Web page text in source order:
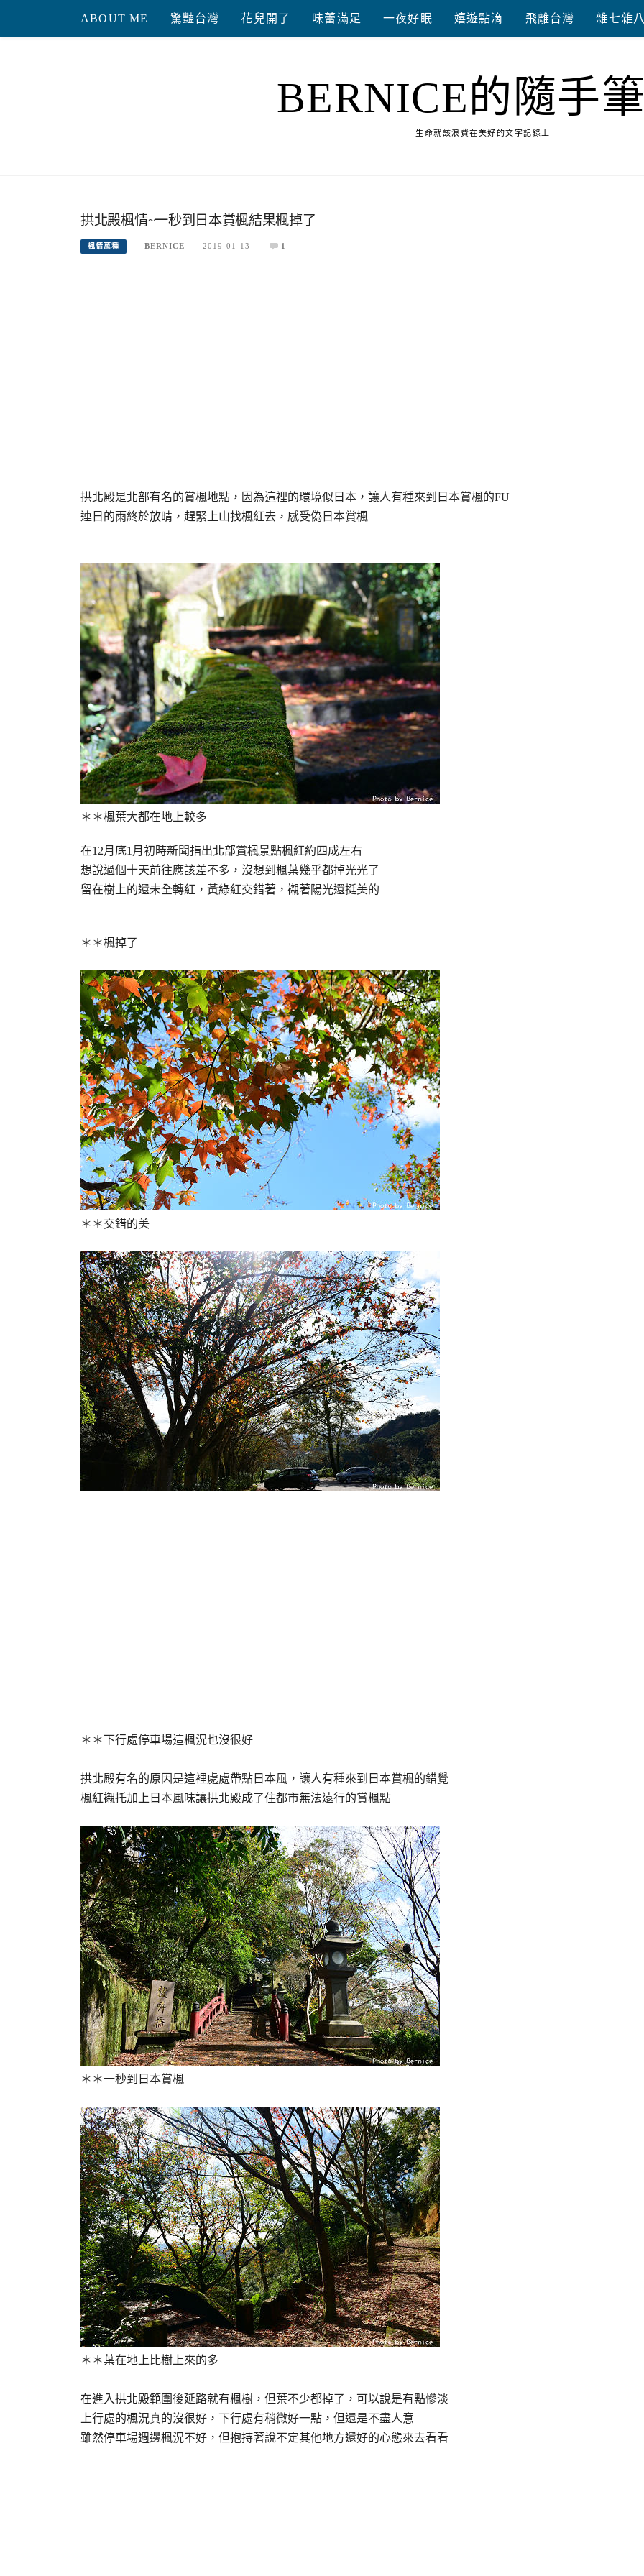
content
ABOUT ME 驚豔台灣 花兒開了 味蕾滿足 一夜好眠 嬉遊點滴 飛離台灣 雜七雜
BERNICE的隨手
生命就該浪費在美好的文字記錄上
拱北殿楓情~一秒到日本賞楓結果楓掉了
楓情萬種 BERNICE 2019-01-13 1
拱北殿是北部有名的賞楓地點，因為這裡的環境似日本，讓人有種來到日本賞楓的FU
連日的雨終於放晴，趕緊上山找楓紅去，感受偽日本賞楓
＊＊楓葉大都在地上較多
在12月底1月初時新聞指出北部賞楓景點楓紅約四成左右
想說過個十天前往應該差不多，沒想到楓葉幾乎都掉光光了
留在樹上的還未全轉紅，黃綠紅交錯著，襯著陽光還挺美的
＊＊楓掉了
＊＊交錯的美
＊＊下行處停車場這楓況也沒很好
拱北殿有名的原因是這裡處處帶點日本風，讓人有種來到日本賞楓的錯覺
楓紅襯托加上日本風味讓拱北殿成了住都市無法遠行的賞楓點
＊＊一秒到日本賞楓
＊＊葉在地上比樹上來的多
在進入拱北殿範圍後延路就有楓樹，但葉不少都掉了，可以說是有點慘淡
上行處的楓況真的沒很好，下行處有稍微好一點，但還是不盡人意
雖然停車場週邊楓況不好，但抱持著說不定其他地方還好的心態來去看看